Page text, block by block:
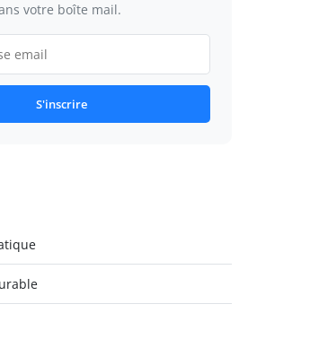
votre boîte mail.
S'inscrire